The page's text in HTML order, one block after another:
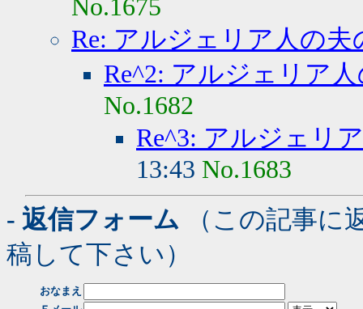
No.1675
Re: アルジェリア人の夫
Re^2: アルジェリア
No.1682
Re^3: アルジェリ
13:43 No.1683
- 返信フォーム （この記事に
稿して下さい）
おなまえ